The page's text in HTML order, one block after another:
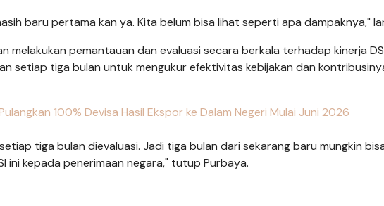
baru pertama kan ya. Kita belum bisa lihat seperti apa dampaknya,"
melakukan pemantauan dan evaluasi secara berkala terhadap kinerja
setiap tiga bulan untuk mengukur efektivitas kebijakan dan
100% Devisa Hasil Ekspor ke Dalam Negeri Mulai Juni 2026
tiga bulan dievaluasi. Jadi tiga bulan dari sekarang baru mungkin
ini kepada penerimaan negara," tutup Purbaya.